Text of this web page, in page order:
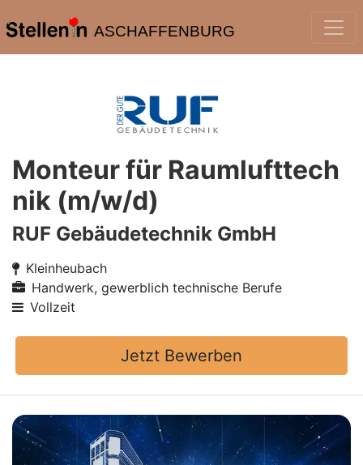
ASCHAFFENBURG
Monteur für Raumlufttech
nik (m/w/d)
RUF Gebäudetechnik GmbH
Kleinheubach
Handwerk, gewerblich technische Berufe
Vollzeit
Jetzt Bewerben